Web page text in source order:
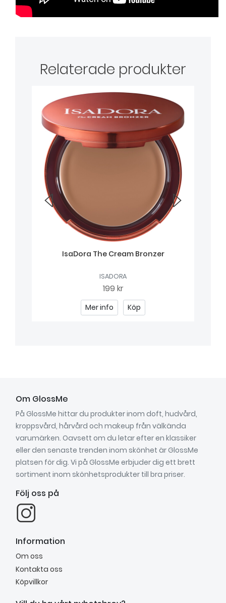
Relaterade produkter
IsaDora The Cream Bronzer
ISADORA
199 kr
Mer info Köp
Om GlossMe
På GlossMe hittar du produkter inom doft, hudvård,
kroppsvård, hårvård och makeup från välkända
varumärken. Oavsett om du letar efter en klassiker
eller den senaste trenden inom skönhet är GlossMe
platsen för dig. Vi på GlossMe erbjuder dig ett brett
sortiment inom skönhetsprodukter till bra priser.
Följ oss på
Information
Om oss
Kontakta oss
Köpvillkor